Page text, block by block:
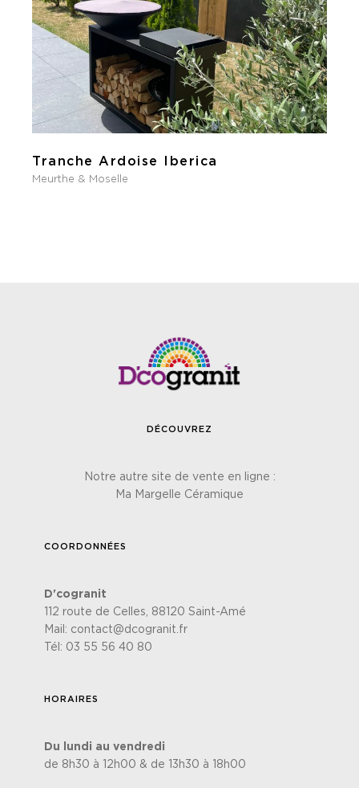
Tranche Ardoise Iberica
Meurthe & Moselle
DÉCOUVREZ
Notre autre site de vente en ligne :
Ma Margelle Céramique
COORDONNÉES
D'cogranit
112 route de Celles, 88120 Saint-Amé
Mail: contact@dcogranit.fr
Tél: 03 55 56 40 80
HORAIRES
Du lundi au vendredi
de 8h30 à 12h00 & de 13h30 à 18h00